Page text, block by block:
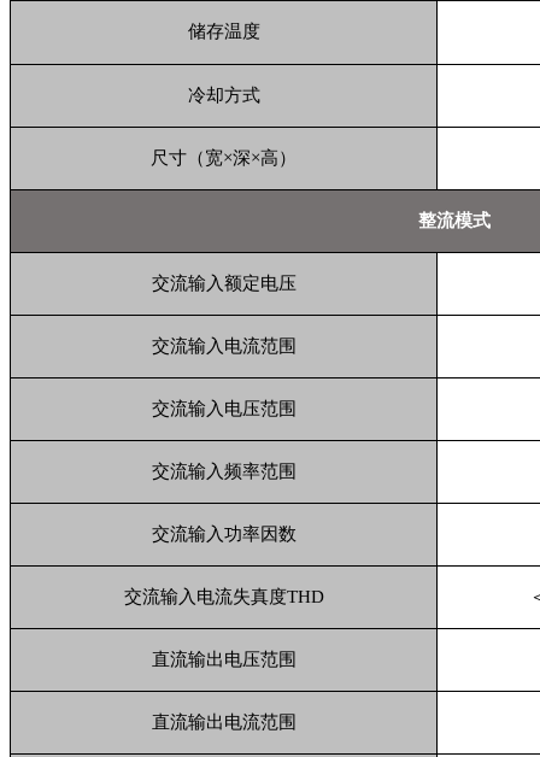
储存温度
冷却方式
尺寸（宽×深×高）
整流模式
交流输入额定电压
交流输入电流范围
交流输入电压范围
交流输入频率范围
交流输入功率因数
交流输入电流失真度THD
直流输出电压范围
直流输出电流范围